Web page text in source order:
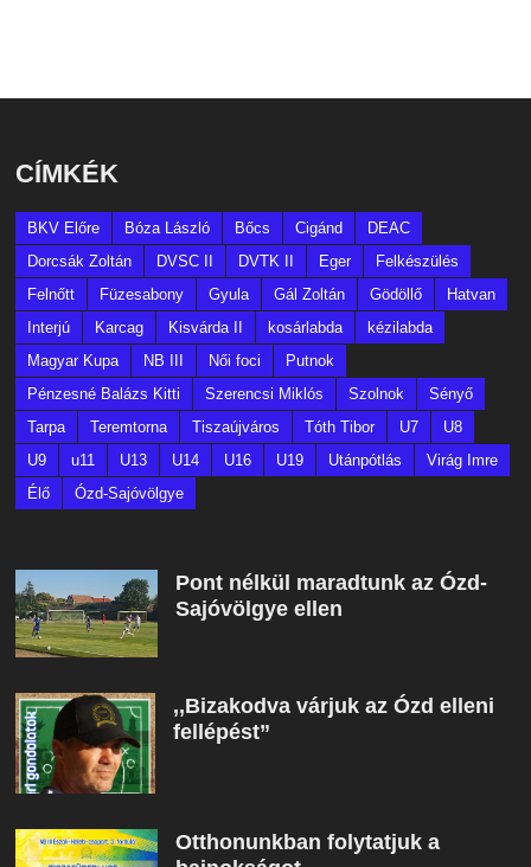
CÍMKÉK
BKV Előre Bóza László Bőcs Cigánd
DEAC
Dorcsák Zoltán
DVSC II DVTK II Eger
Felkészülés
Felnőtt
Füzesabony Gyula Gál Zoltán Gödöllő
Hatvan
Interjú
Karcag Kisvárda II kosárlabda
kézilabda
Magyar Kupa
NB III Női foci
Putnok
Pénzesné Balázs Kitti
Szerencsi Miklós Szolnok
Sényő
Tarpa
Teremtorna Tiszaújváros Tóth Tibor U7
U8
U9
u11 U13 U14 U16 U19 Utánpótlás
Virág Imre
Élő
Ózd-Sajóvölgye
Pont nélkül maradtunk az Ózd-
Sajóvölgye ellen
,,Bizakodva várjuk az Ózd elleni
fellépést”
Otthonunkban folytatjuk a